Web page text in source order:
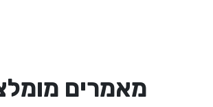
או משוזרת פרחים, להזמין הרצאה או הופעה,
מעדיפים את העסקים הקטנים והבינוניים, את העצמאים
הדברים המיוחדים שיש לנו הישראלים להציע
מאמרים